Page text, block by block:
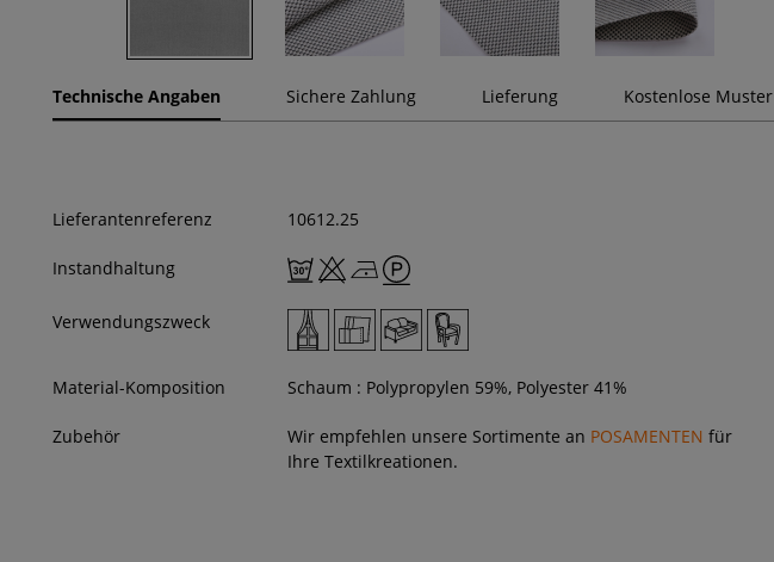
Technische Angaben Sichere Zahlung Lieferung Kostenlose Muster
Lieferantenreferenz 10612.25
Instandhaltung
Verwendungszweck
Material-Komposition Schaum : Polypropylen 59%, Polyester 41%
Zubehör Wir empfehlen unsere Sortimente an POSAMENTEN für
Ihre Textilkreationen.